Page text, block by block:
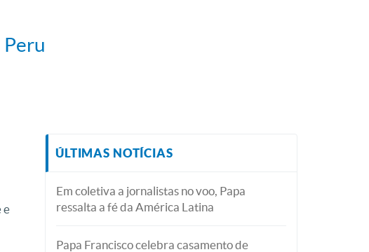
Peru
e
ÚLTIMAS NOTÍCIAS
Em coletiva a jornalistas no voo, Papa
ressalta a fé da América Latina
Papa Francisco celebra casamento de